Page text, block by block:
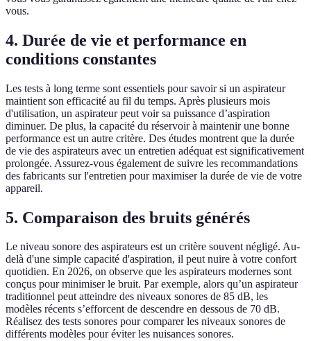
vous.
4. Durée de vie et performance en
conditions constantes
Les tests à long terme sont essentiels pour savoir si un aspirateur
maintient son efficacité au fil du temps. Après plusieurs mois
d'utilisation, un aspirateur peut voir sa puissance d’aspiration
diminuer. De plus, la capacité du réservoir à maintenir une bonne
performance est un autre critère. Des études montrent que la durée
de vie des aspirateurs avec un entretien adéquat est significativement
prolongée. Assurez-vous également de suivre les recommandations
des fabricants sur l'entretien pour maximiser la durée de vie de votre
appareil.
5. Comparaison des bruits générés
Le niveau sonore des aspirateurs est un critère souvent négligé. Au-
delà d'une simple capacité d'aspiration, il peut nuire à votre confort
quotidien. En 2026, on observe que les aspirateurs modernes sont
conçus pour minimiser le bruit. Par exemple, alors qu’un aspirateur
traditionnel peut atteindre des niveaux sonores de 85 dB, les
modèles récents s’efforcent de descendre en dessous de 70 dB.
Réalisez des tests sonores pour comparer les niveaux sonores de
différents modèles pour éviter les nuisances sonores.